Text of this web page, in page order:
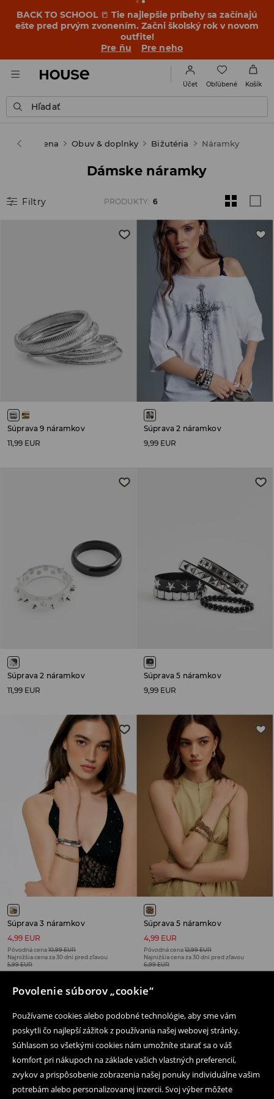
Povolenie súborov „cookie“
Používame cookies alebo podobné technológie, aby sme vám
poskytli čo najlepší zážitok z používania našej webovej stránky.
Súhlasom so všetkými cookies nám umožníte starať sa o váš
komfort pri nákupoch na základe vašich vlastných preferencií,
zvykov a prispôsobenie zobrazenia našej ponuky individuálne vašim
potrebám alebo personalizovanej inzercii. Svoj výber môžete
BACK TO SCHOOL 📒 Tie najlepšie príbehy sa začínajú
ešte pred prvým zvonením. Začni školský rok v novom
outfite!
Pre ňu
Pre neho
Účet Obľúbené Košík
Hľadať
Žena Obuv & doplnky Bižutéria Náramky
Dámske náramky
Filtry PRODUKTY: 6
Súprava 9 náramkov
11,99 EUR
Súprava 2 náramkov
9,99 EUR
Súprava 2 náramkov
11,99 EUR
Súprava 5 náramkov
9,99 EUR
Súprava 3 náramkov
4,99 EUR
Pôvodná cena10,99 EUR
Najnižšia cena za 30 dní pred zľavou
5,99 EUR
Súprava 5 náramkov
4,99 EUR
Pôvodná cena12,99 EUR
Najnižšia cena za 30 dní pred zľavou
6,99 EUR
Následujte nás
Pomoc a kontakt